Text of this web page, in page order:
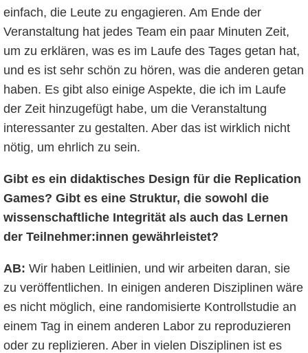
einfach, die Leute zu engagieren. Am Ende der
Veranstaltung hat jedes Team ein paar Minuten Zeit,
um zu erklären, was es im Laufe des Tages getan hat,
und es ist sehr schön zu hören, was die anderen getan
haben. Es gibt also einige Aspekte, die ich im Laufe
der Zeit hinzugefügt habe, um die Veranstaltung
interessanter zu gestalten. Aber das ist wirklich nicht
nötig, um ehrlich zu sein.
Gibt es ein didaktisches Design für die Replication
Games? Gibt es eine Struktur, die sowohl die
wissenschaftliche Integrität als auch das Lernen
der Teilnehmer:innen gewährleistet?
AB: Wir haben Leitlinien, und wir arbeiten daran, sie
zu veröffentlichen. In einigen anderen Disziplinen wäre
es nicht möglich, eine randomisierte Kontrollstudie an
einem Tag in einem anderen Labor zu reproduzieren
oder zu replizieren. Aber in vielen Disziplinen ist es